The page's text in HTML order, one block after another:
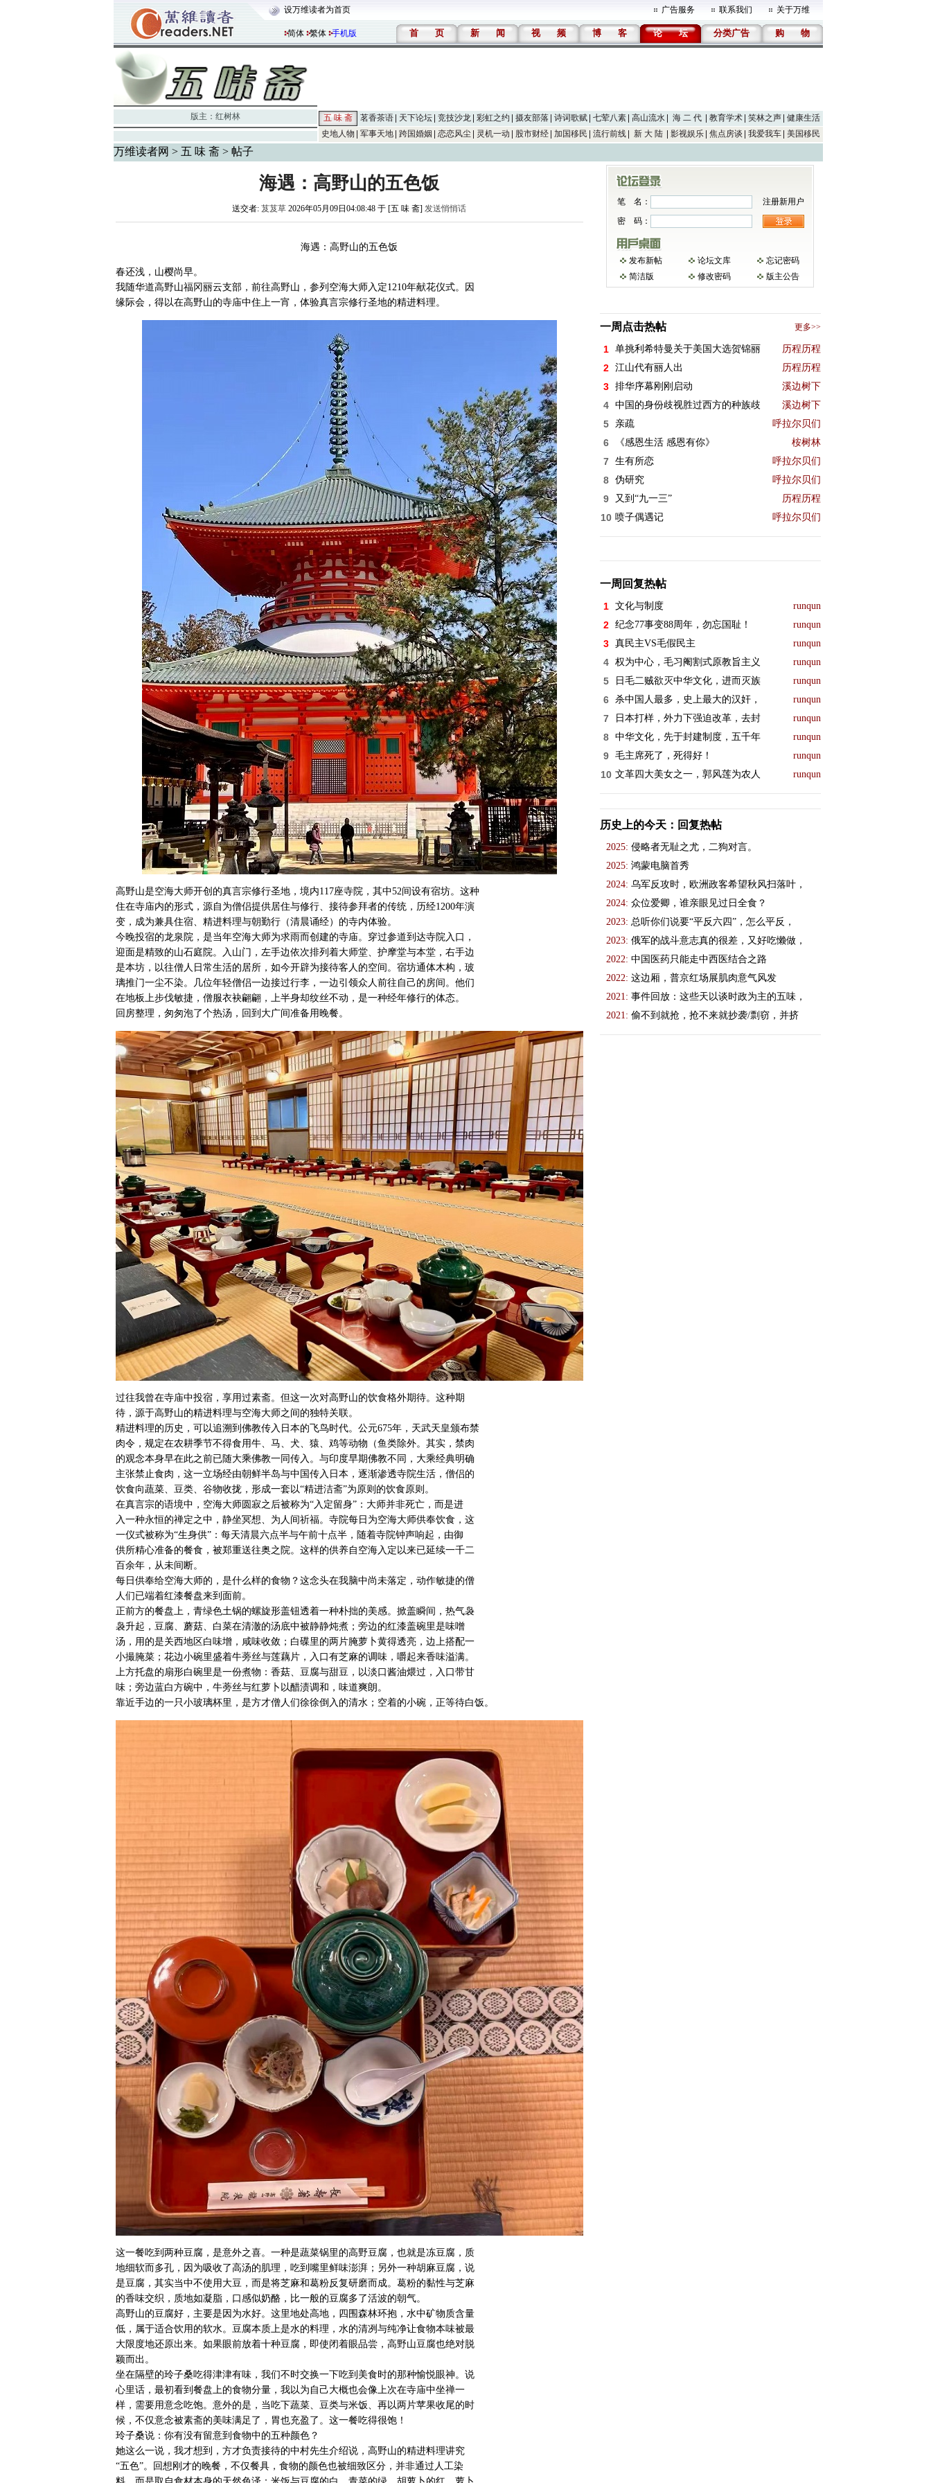
设万维读者为首页 广告服务 联系我们 关于万维
简体 繁体 手机版 首 页 新 闻 视 频 博 客 论 坛 分类广告 购 物
版主： 红树林 五 味 斋 茗香茶语 天下论坛 竞技沙龙 彩虹之约 摄友部落 诗词歌赋 七荤八素 高山流水 海 二 代 教育学术 笑林之声
健康生活
史地人物
军事天地 跨国婚姻 恋恋风尘 灵机一动 股市财经 加国移民 流行前线 新 大 陆 影视娱乐 焦点房谈 我爱我车 美国移民
万维读者网 > 五 味 斋> 帖子
海遇：高野山的五色饭
送交者: 芨芨草 2026年05月09日04:08:48 于 [五 味 斋] 发送悄悄话
海遇：高野山的五色饭
春还浅，山樱尚早。
我随华道高野山福冈丽云支部，前往高野山，参列空海大师入定1210年献花仪式。因
缘际会，得以在高野山的寺庙中住上一宵，体验真言宗修行圣地的精进料理。
高野山是空海大师开创的真言宗修行圣地，境内117座寺院，其中52间设有宿坊。这种
住在寺庙内的形式，源自为僧侣提供居住与修行、接待参拜者的传统，历经1200年演
变，成为兼具住宿、精进料理与朝勤行（清晨诵经）的寺内体验。
今晚投宿的龙泉院，是当年空海大师为求雨而创建的寺庙。穿过参道到达寺院入口，
迎面是精致的山石庭院。入山门，左手边依次排列着大师堂、护摩堂与本堂，右手边
是本坊，以往僧人日常生活的居所，如今开辟为接待客人的空间。宿坊通体木构，玻
璃推门一尘不染。几位年轻僧侣一边接过行李，一边引领众人前往自己的房间。他们
在地板上步伐敏捷，僧服衣袂翩翩，上半身却纹丝不动，是一种经年修行的体态。
回房整理，匆匆泡了个热汤，回到大广间准备用晚餐。
过往我曾在寺庙中投宿，享用过素斋。但这一次对高野山的饮食格外期待。这种期
待，源于高野山的精进料理与空海大师之间的独特关联。
精进料理的历史，可以追溯到佛教传入日本的飞鸟时代。公元675年，天武天皇颁布禁
肉令，规定在农耕季节不得食用牛、马、犬、猿、鸡等动物（鱼类除外。其实，禁肉
的观念本身早在此之前已随大乘佛教一同传入。与印度早期佛教不同，大乘经典明确
主张禁止食肉，这一立场经由朝鲜半岛与中国传入日本，逐渐渗透寺院生活，僧侣的
饮食向蔬菜、豆类、谷物收拢，形成一套以“精进洁斋”为原则的饮食原则。
在真言宗的语境中，空海大师圆寂之后被称为“入定留身”：大师并非死亡，而是进
入一种永恒的禅定之中，静坐冥想、为人间祈福。寺院每日为空海大师供奉饮食，这
一仪式被称为“生身供”：每天清晨六点半与午前十点半，随着寺院钟声响起，由御
供所精心准备的餐食，被郑重送往奥之院。这样的供养自空海入定以来已延续一千二
百余年，从未间断。
每日供奉给空海大师的，是什么样的食物？这念头在我脑中尚未落定，动作敏捷的僧
人们已端着红漆餐盘来到面前。
正前方的餐盘上，青绿色土锅的螺旋形盖钮透着一种朴拙的美感。掀盖瞬间，热气袅
袅升起，豆腐、蘑菇、白菜在清澈的汤底中被静静炖煮；旁边的红漆盖碗里是味噌
汤，用的是关西地区白味增，咸味收敛；白碟里的两片腌萝卜黄得透亮，边上搭配一
小撮腌菜；花边小碗里盛着牛蒡丝与莲藕片，入口有芝麻的调味，嚼起来香味溢满。
上方托盘的扇形白碗里是一份煮物：香菇、豆腐与甜豆，以淡口酱油煨过，入口带甘
味；旁边蓝白方碗中，牛蒡丝与红萝卜以醋渍调和，味道爽朗。
靠近手边的一只小玻璃杯里，是方才僧人们徐徐倒入的清水；空着的小碗，正等待白饭。
这一餐吃到两种豆腐，是意外之喜。一种是蔬菜锅里的高野豆腐，也就是冻豆腐，质
地细软而多孔，因为吸收了高汤的肌理，吃到嘴里鲜味澎湃；另外一种胡麻豆腐，说
是豆腐，其实当中不使用大豆，而是将芝麻和葛粉反复研磨而成。葛粉的黏性与芝麻
的香味交织，质地如凝脂，口感似奶酪，比一般的豆腐多了活波的朝气。
高野山的豆腐好，主要是因为水好。这里地处高地，四围森林环抱，水中矿物质含量
低，属于适合饮用的软水。豆腐本质上是水的料理，水的清冽与纯净让食物本味被最
大限度地还原出来。如果眼前放着十种豆腐，即使闭着眼品尝，高野山豆腐也绝对脱
颖而出。
坐在隔壁的玲子桑吃得津津有味，我们不时交换一下吃到美食时的那种愉悦眼神。说
心里话，最初看到餐盘上的食物分量，我以为自己大概也会像上次在寺庙中坐禅一
样，需要用意念吃饱。意外的是，当吃下蔬菜、豆类与米饭、再以两片苹果收尾的时
候，不仅意念被素斋的美味满足了，胃也充盈了。这一餐吃得很饱！
玲子桑说：你有没有留意到食物中的五种颜色？
她这么一说，我才想到，方才负责接待的中村先生介绍说，高野山的精进料理讲究
“五色”。回想刚才的晚餐，不仅餐具，食物的颜色也被细致区分，并非通过人工染
笔 名：
注册新用户
密 码：
发布新帖 论坛文库
忘记密码
简洁版
修改密码 版主公告
一周点击热帖 更多>>
1 单挑利希特曼关于美国大选贺锦丽 历程历程
2 江山代有丽人出 历程历程
3 排华序幕刚刚启动 溪边树下
4 中国的身份歧视胜过西方的种族歧 溪边树下
5 亲疏 呼拉尔贝们
6 《感恩生活 感恩有你》 桉树林
7 生有所恋 呼拉尔贝们
8 伪研究 呼拉尔贝们
9 又到“九一三” 历程历程
10 喷子偶遇记 呼拉尔贝们
一周回复热帖
1 文化与制度 runqun
2 纪念77事变88周年，勿忘国耻！ runqun
3 真民主VS毛假民主 runqun
4 权为中心，毛习阉割式原教旨主义 runqun
5 日毛二贼欲灭中华文化，进而灭族 runqun
6 杀中国人最多，史上最大的汉奸， runqun
7 日本打样，外力下强迫改革，去封 runqun
8 中华文化，先于封建制度，五千年 runqun
9 毛主席死了，死得好！ runqun
10 文革四大美女之一，郭风莲为农人 runqun
历史上的今天：回复热帖
2025: 侵略者无耻之尤，二狗对言。
2025: 鸿蒙电脑首秀
2024: 乌军反攻时，欧洲政客希望秋风扫落叶，
2024: 众位爱卿，谁亲眼见过日全食？
2023: 总听你们说要“平反六四”，怎么平反，
2023: 俄军的战斗意志真的很差，又好吃懒做，
2022: 中国医药只能走中西医结合之路
2022: 这边厢，普京红场展肌肉意气风发
2021: 事件回放：这些天以谈时政为主的五味，
2021: 偷不到就抢，抢不来就抄袭/剽窃，并挤